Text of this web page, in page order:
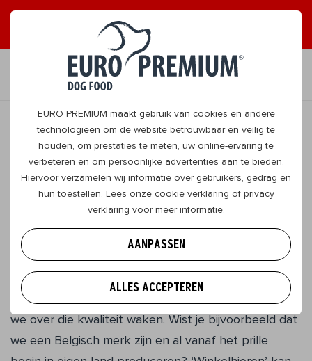
EURO PREMIUM maakt gebruik van cookies en andere
technologieën om de website betrouwbaar en veilig te
houden, om prestaties te meten, uw online-ervaring te
verbeteren en om persoonlijke advertenties aan te bieden.
Hiervoor verzamelen wij informatie over gebruikers, gedrag en
hun toestellen. Lees onze cookie verklaring of privacy
verklaring voor meer informatie.
AANPASSEN
ALLES ACCEPTEREN
ONTVANG GRAAG TIPS
NL
TERUG
Waarom EURO PREMIUM hondenvoeding
zo’n goed idee is
De missie van EURO PREMIUM? Dat is gezonde,
kwaliteitsvolle hondenvoeding bieden, voor blije
honden én blije baasjes. In dit artikel ontdek je hoe
we over die kwaliteit waken. Wist je bijvoorbeeld dat
we een Belgisch merk zijn en al vanaf het prille